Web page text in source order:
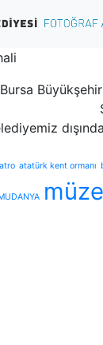
Büyükşehir
atatürk kent ormanı
müze